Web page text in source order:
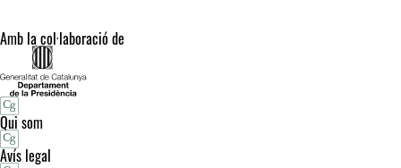
Amb la col·laboració de
Qui som
Avís legal